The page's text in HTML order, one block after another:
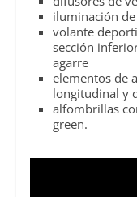
iluminación
volante
sección
agarre
elementos de
longitudinal y
alfombrillas
green.